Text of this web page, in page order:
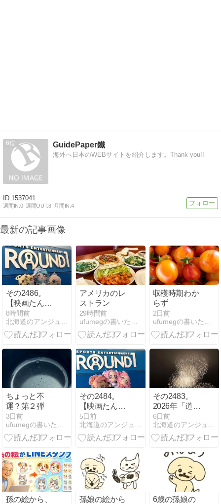
6 GuidePaper鐵
海外へ日本のWEBサイトを紹介します。Thank you!!
1537041
週間IN:0 週間OUT:8 月間IN:4
最新の記事画像
その2486。
【映画たんプ
リ】ラウンド
ワンコラボ第
2回～私って
8時間前
北海道のアンジュルムファンのブログ
アメリカのレ
ストラン
29時間前
ufumegの書いたり、作ったり・・・
収穫時期わか
らず
2日前
ufumegの書いたり、作ったり・・・
ちょっと不
運？第２弾
3日前
ufumegの書いたり、作ったり・・・
その2484。
【映画たんプ
リ】ラウンド
ワンコラボ第
1回～39ゲー
5日前
北海道のアンジュルムファンのブログ
その2483。
2026年「道新
花火大会＠函
館」の画像を
アップしまし
6日前
北海道のアンジュルムファンのブログ
孫の絵から、
孫娘の絵から
6歳の孫娘の